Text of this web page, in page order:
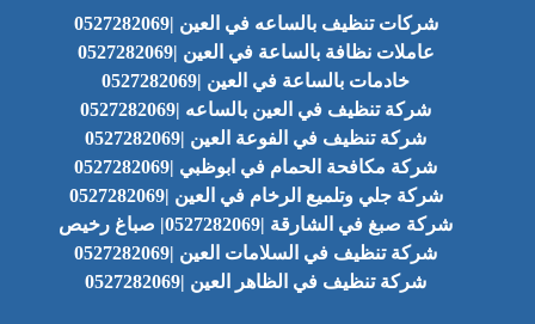
شركات تنظيف بالساعه في العين |0527282069
عاملات نظافة بالساعة في العين |0527282069
خادمات بالساعة في العين |0527282069
شركة تنظيف في العين بالساعه |0527282069
شركة تنظيف في الفوعة العين |0527282069
شركة مكافحة الحمام في ابوظبي |0527282069
شركة جلي وتلميع الرخام في العين |0527282069
شركة صبغ في الشارقة |0527282069| صباغ رخيص
شركة تنظيف في السلامات العين |0527282069
شركة تنظيف في الظاهر العين |0527282069